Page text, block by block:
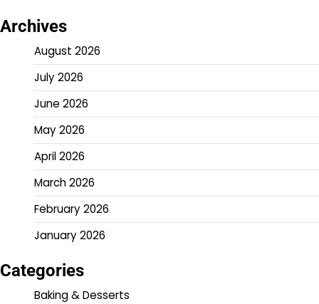
Archives
August 2026
July 2026
June 2026
May 2026
April 2026
March 2026
February 2026
January 2026
Categories
Baking & Desserts